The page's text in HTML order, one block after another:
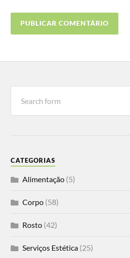
CATEGORIAS
Alimentação (5)
Corpo (58)
Rosto (42)
Serviços Estética (25)